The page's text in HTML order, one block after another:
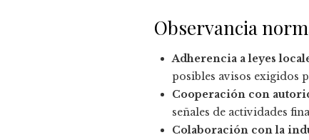
Observancia
Adherencia a leyes
posibles avisos exigidos
Cooperación con
señales de actividades
Colaboración con la